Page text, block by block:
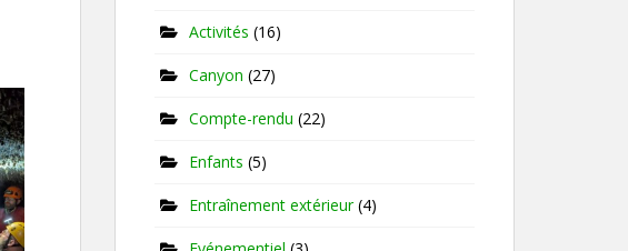
Activités (16)
Canyon (27)
Compte-rendu (22)
Enfants (5)
Entraînement extérieur(4)